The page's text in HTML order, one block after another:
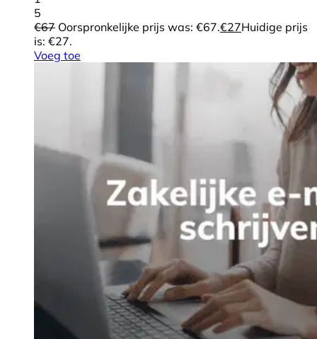
5
€67 Oorspronkelijke prijs was: €67.€27Huidige prijs
is: €27.
Voeg toe